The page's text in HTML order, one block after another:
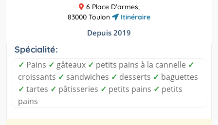
6 Place D'armes,
83000 Toulon
Itinéraire
Depuis 2019
Spécialité:
✓ Pains ✓ gâteaux ✓ petits pains à la cannelle ✓
croissants ✓ sandwiches ✓ desserts ✓ baguettes
✓ tartes ✓ pâtisseries ✓ petits pains ✓ petits
pains